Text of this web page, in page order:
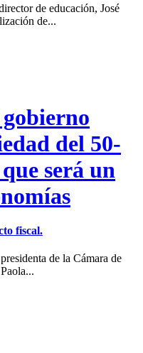
de educación, José
de...
del 50-
será un
fiscal.
de la Cámara de